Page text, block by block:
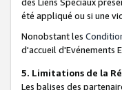
été appliqué ou si une
Nonobstant les
d'accueil d'Evénements
5. Limitations de la
Les balises des